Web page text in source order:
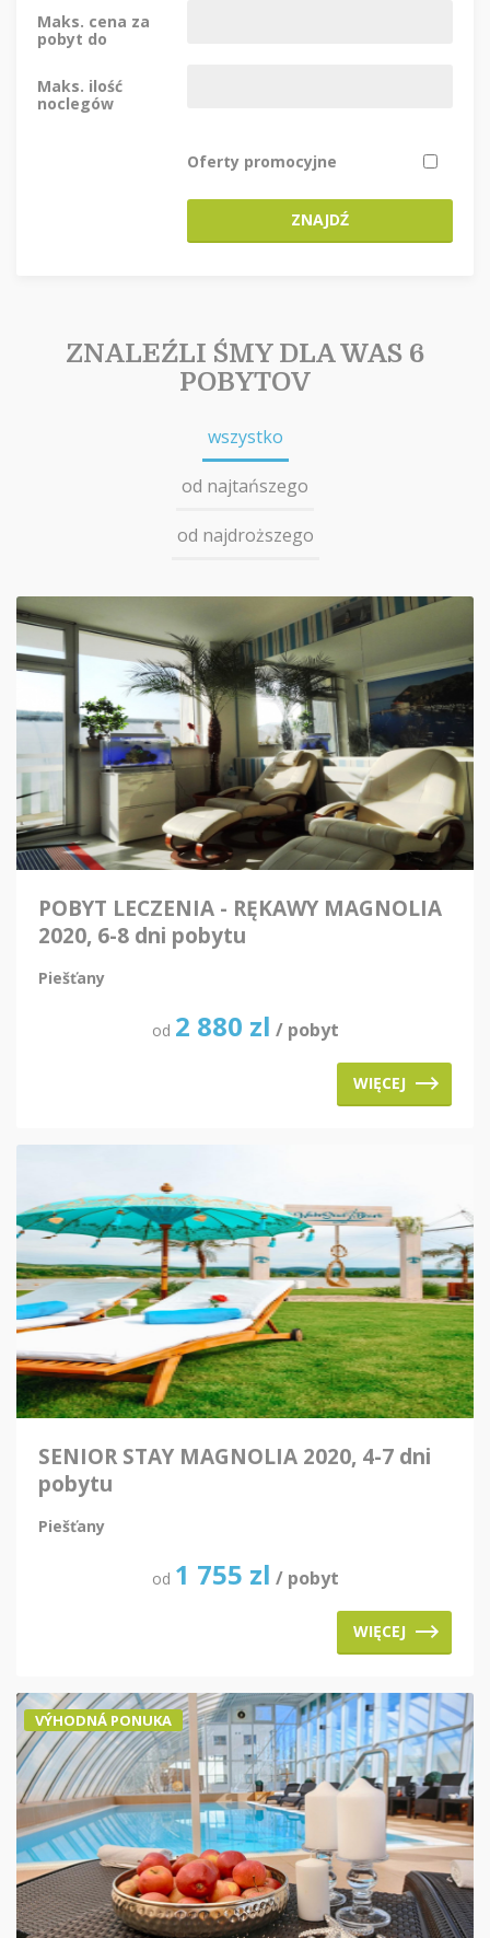
Maks. cena za
pobyt do
Maks. ilość
noclegów
Oferty promocyjne
ZNAJDŹ
ZNALEŹLI ŚMY DLA WAS 6
POBYTOV
wszystko
od najtańszego
od najdroższego
POBYT LECZENIA - RĘKAWY MAGNOLIA
2020, 6-8 dni pobytu
Piešťany
od 2 880 zl / pobyt
WIĘCEJ
SENIOR STAY MAGNOLIA 2020, 4-7 dni
pobytu
Piešťany
od 1 755 zl / pobyt
WIĘCEJ
VÝHODNÁ PONUKA